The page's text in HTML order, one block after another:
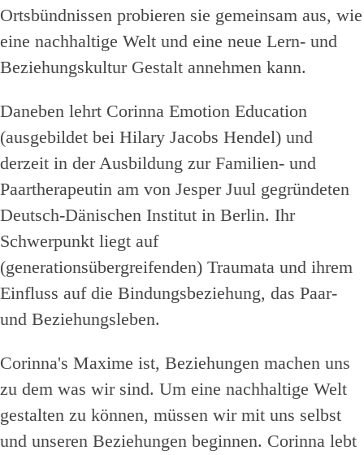
Ortsbündnissen probieren sie gemeinsam aus, wie
eine nachhaltige Welt und eine neue Lern- und
Beziehungskultur Gestalt annehmen kann.
Daneben lehrt Corinna Emotion Education
(ausgebildet bei Hilary Jacobs Hendel) und
derzeit in der Ausbildung zur Familien- und
Paartherapeutin am von Jesper Juul gegründeten
Deutsch-Dänischen Institut in Berlin. Ihr
Schwerpunkt liegt auf
(generationsübergreifenden) Traumata und ihrem
Einfluss auf die Bindungsbeziehung, das Paar-
und Beziehungsleben.
Corinna's Maxime ist, Beziehungen machen uns
zu dem was wir sind. Um eine nachhaltige Welt
gestalten zu können, müssen wir mit uns selbst
und unseren Beziehungen beginnen. Corinna lebt